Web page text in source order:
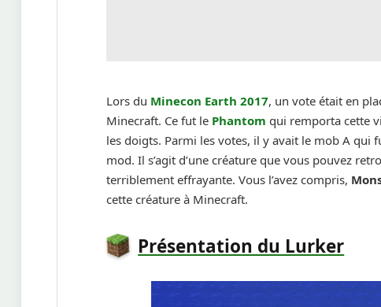
Lors du Minecon Earth 2017, un vote était en
Minecraft. Ce fut le Phantom qui remporta cette
les doigts. Parmi les votes, il y avait le mob A qui
mod. Il s’agit d’une créature que vous pouvez
terriblement effrayante. Vous l’avez compris,
cette créature à Minecraft.
Présentation du Lurker